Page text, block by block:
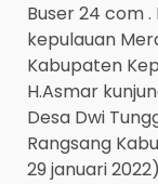
Buser 24 com
kepulauan
Kabupaten
H.Asmar
Desa Dwi
Rangsang
29 januari 2022)